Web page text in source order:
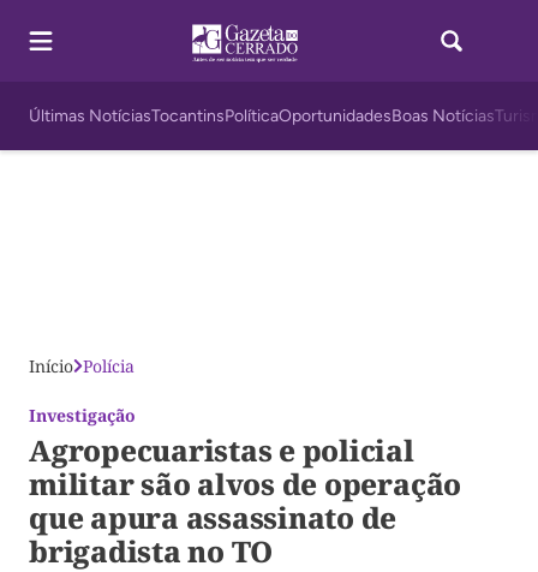
Últimas NotíciasTocantinsPolíticaOportunidadesBoas Notícias
Início Polícia
Investigação
Agropecuaristas e policial
militar são alvos de operação
que apura assassinato de
brigadista no TO